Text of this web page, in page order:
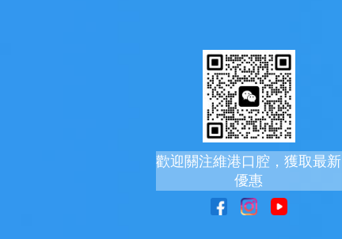
歡迎關注維港口腔，獲取最新
優惠